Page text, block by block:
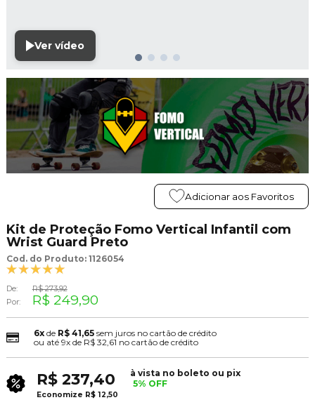
Ver vídeo
Adicionar aos Favoritos
Kit de Proteção Fomo Vertical Infantil com
Wrist Guard Preto
Cod. do Produto: 1126054
De:
R$ 273,92
Por:
R$ 249,90
6xde R$ 41,65 sem juros no cartão de crédito
ou até 9xde R$ 32,61 no cartão de crédito
R$ 237,40
à vista no boleto ou pix
5% OFF
Economize R$ 12,50